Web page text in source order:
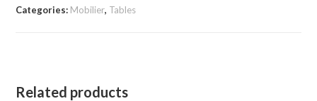
Categories: Mobilier, Tables
Related products